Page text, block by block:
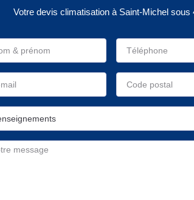
Votre devis climatisation à Saint-Michel sous